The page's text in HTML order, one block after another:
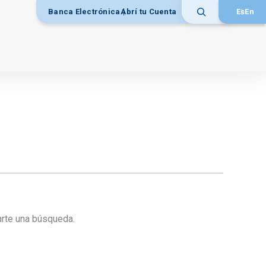
Banca Electrónica Abrí tu Cuenta En
Es
una búsqueda.